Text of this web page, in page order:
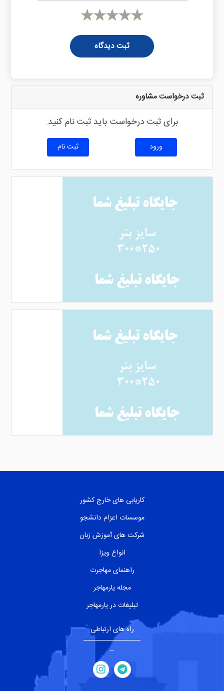
ثبت دیدگاه
ثبت درخواست مشاوره
برای ثبت درخواست باید ثبت نام کنید.
ورود ثبت نام
کاریابی های خارج کشور
موسسات اعزام دانشجو
شرکت های آموزش زبان
انواع ویزا
راهنمای مهاجرت
مجله یارمهاجر
تبلیغات در یارمهاجر
راه های ارتباطی
--